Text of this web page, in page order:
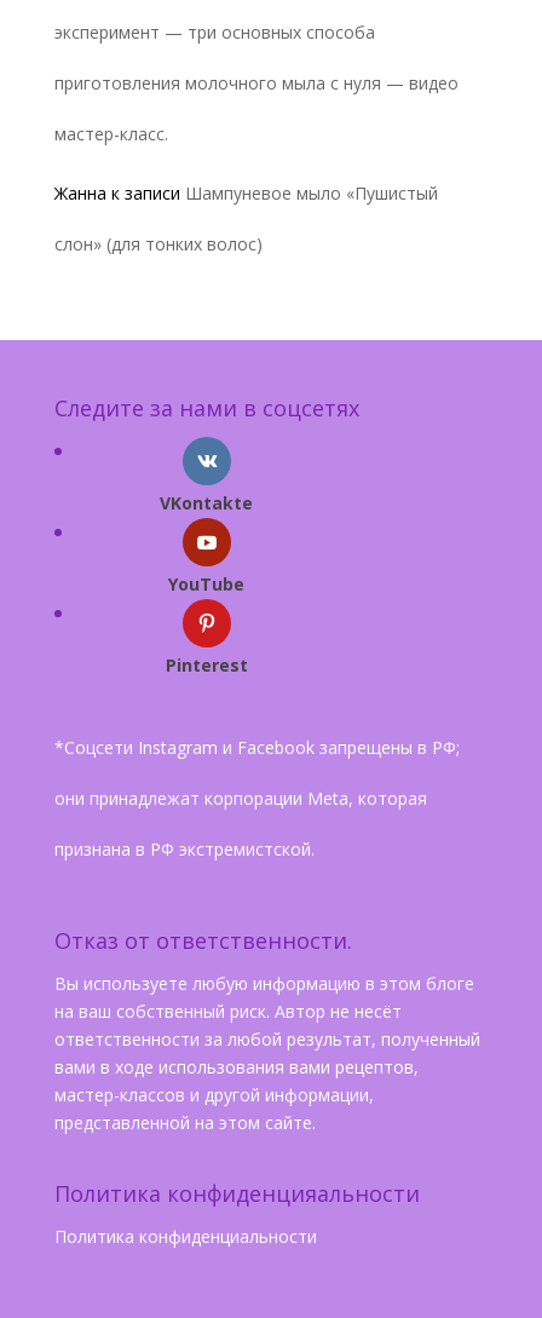
эксперимент — три основных способа
приготовления молочного мыла с нуля — видео
мастер-класс.
Жанна к записи Шампуневое мыло «Пушистый
слон» (для тонких волос)
Следите за нами в соцсетях
VKontakte
YouTube
Pinterest
*Соцсети Instagram и Facebook запрещены в РФ;
они принадлежат корпорации Meta, которая
признана в РФ экстремистской.
Отказ от ответственности.
Вы используете любую информацию в этом блоге
на ваш собственный риск. Автор не несёт
ответственности за любой результат, полученный
вами в ходе использования вами рецептов,
мастер-классов и другой информации,
представленной на этом сайте.
Политика конфиденцияальности
Политика конфиденциальности